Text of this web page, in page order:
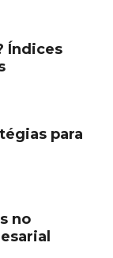
Índices
para
no